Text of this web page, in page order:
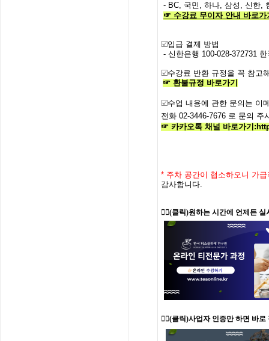
- BC, 국민, 하나, 삼성, 신한,
☞ 수강료 무이자 안내 바로가
☑️입급 결제 방법
- 신한은행 100-028-372731
☑️수강료 반환 규정을 꼭 참고
☞ 환불규정 바로가기
☑️수업 내용에 관한 문의는 이
전화 02-3446-7676 로 문의 주
☞ 카카오톡 채널 바로가기 :
* 주차 공간이 협소하오니 가
감사합니다.
👉🏻(클릭)원하는 시간에 언제든
👉🏻(클릭)사업자 인증만 하면 바